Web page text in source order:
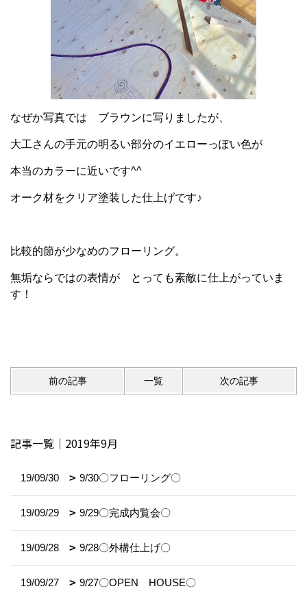
なぜか写真では ブラウンに写りましたが、
大工さんの手元の明るい部分のイエローっぽい色が
本当のカラーに近いです^^
オーク材をクリア塗装した仕上げです♪
比較的節が少なめのフローリング。
無垢ならではの表情が とっても素敵に仕上がっていま
す！
前の記事 一覧 次の記事
記事一覧｜2019年9月
19/09/30 9/30〇フローリング〇
19/09/29 9/29〇完成内覧会〇
19/09/28 9/28〇外構仕上げ〇
19/09/27 9/27〇OPEN HOUSE〇